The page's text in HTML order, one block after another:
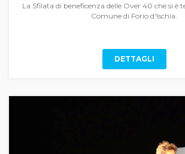
La Sfilata di beneficenza delle Over 40 che si è
Comune di Forio d'Ischia.
DETTAGLI